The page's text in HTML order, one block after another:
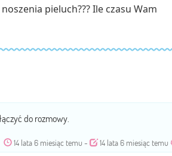
pieluch??? Ile czasu Wam
do rozmowy.
14 lata 6 miesiąc temu - 14 lata 6 miesiąc temu